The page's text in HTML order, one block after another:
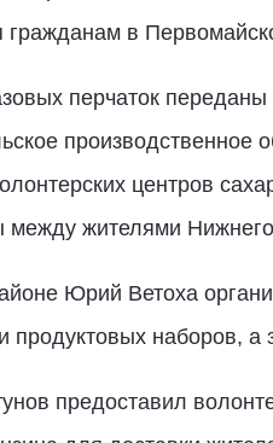
в
перчаток
производственное
центров
между жителями
Юрий Ветоха
наборов, а
предоставил